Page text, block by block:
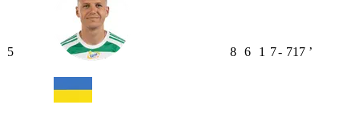
5 8 6 1 7- 717 ʼ